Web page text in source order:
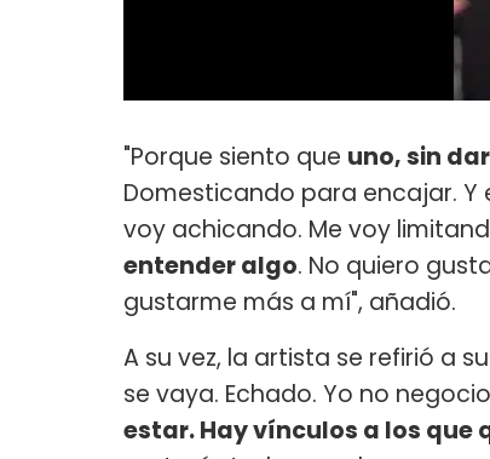
"Porque siento que uno, sin
Domesticando para encajar. Y
voy achicando. Me voy
entender algo. No quiero
gustarme más a mí", añadió.
A su vez, la artista se refirió a
se vaya. Echado. Yo no
estar. Hay vínculos a los que